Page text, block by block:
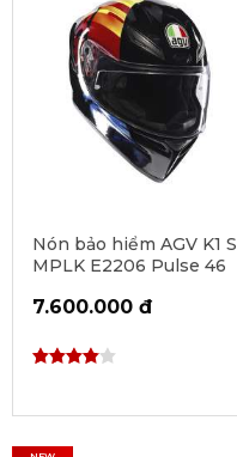
Nón bảo hiểm AGV K1 S
MPLK E2206 Pulse 46
7.600.000 đ